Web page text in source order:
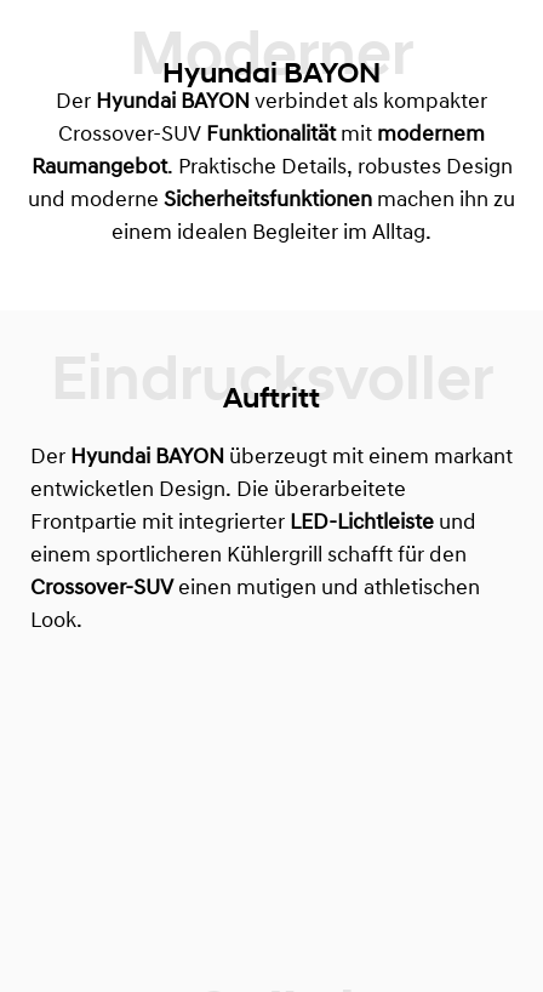
Moderner
Hyundai BAYON
Der Hyundai BAYON verbindet als kompakter
Crossover-SUV Funktionalitätmit modernem
Raumangebot. Praktische Details, robustes Design
und moderne Sicherheitsfunktionen machen ihn zu
einem idealen Begleiter im Alltag.
Auftritt
Der Hyundai BAYON überzeugt mit einem markant
entwicketlen Design. Die überarbeitete
Frontpartie mit integrierter LED-Lichtleiste und
einem sportlicheren Kühlergrill schafft für den
Crossover-SUVeinen mutigen und athletischen
Look.